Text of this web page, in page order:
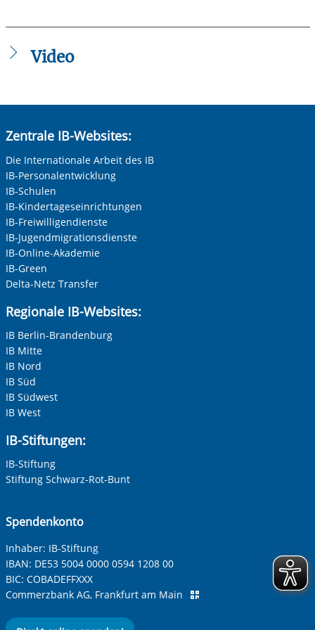
Anrede*
Herr
Neutrale Anrede
Unternehmen
Nachname, Vorname*
Ihre E-Mail-Adresse
Ihre Telefonnummer
Betreff ihrer Anfrage
Ihre Nachricht
Video
Vorherige Folie anzeigen
Zentrale IB-Websites:
Die Internationale Arbeit des IB
IB-Personalentwicklung
IB-Schulen
IB-Kindertageseinrichtungen
IB-Freiwilligendienste
IB-Jugendmigrationsdienste
IB-Online-Akademie
IB-Green
Delta-Netz Transfer
Regionale IB-Websites:
IB Berlin-Brandenburg
IB Mitte
IB Nord
IB Süd
IB Südwest
IB West
IB-Stiftungen:
IB-Stiftung
Stiftung Schwarz-Rot-Bunt
Spendenkonto
Inhaber: IB-Stiftung
IBAN: DE53 5004 0000 0594 1208 00
BIC: COBADEFFXXX
Commerzbank AG, Frankfurt am Main